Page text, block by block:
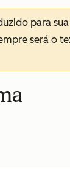
para
será o